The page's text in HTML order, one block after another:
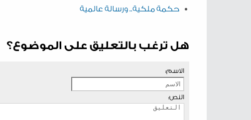
حكمة ملكية.. ورسالة عالمية
هل ترغب بالتعليق على الموضوع؟
الاسم:
النص: